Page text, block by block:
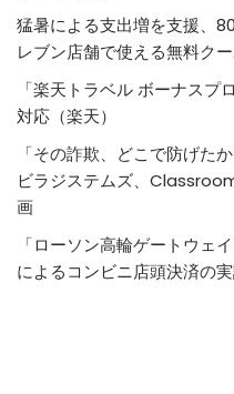
猛暑による支出増を支援、
レブン店舗で使える無料ク
「楽天トラベル ボーナス
対応（楽天）
「その詐欺、どこで防げた
ビラジステムズ、
画
「ローソン高輪ゲートウェ
によるコンビニ店頭決済の